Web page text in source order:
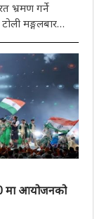
मङ्गलबार
र डार्सी
भ्रमण तीन
मा आयोजनको